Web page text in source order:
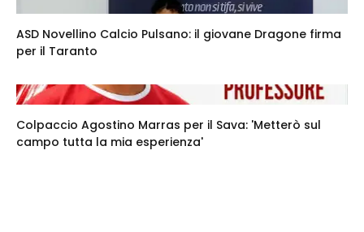
ASD Novellino Calcio Pulsano: il giovane Dragone firma
per il Taranto
Colpaccio Agostino Marras per il Sava: 'Metterò sul
campo tutta la mia esperienza'